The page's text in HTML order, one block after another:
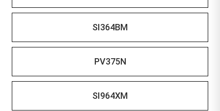
SI364BM
PV375N
SI964XM